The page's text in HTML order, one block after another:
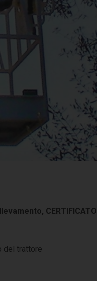
CERTIFICATO
del trattore